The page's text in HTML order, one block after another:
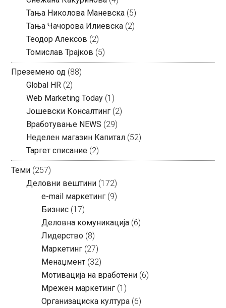
Тања Николова Маневска (5)
Тања Чачорова Илиевска (2)
Теодор Алексов (2)
Томислав Трајков (5)
Преземено од (88)
Global HR (2)
Web Marketing Today (1)
Јошевски Консалтинг (2)
Вработување NEWS (29)
Неделен магазин Капитал (52)
Таргет списание (2)
Теми (257)
Деловни вештини (172)
e-mail маркетинг (9)
Бизнис (17)
Деловна комуникација (6)
Лидерство (8)
Маркетинг (27)
Менаџмент (32)
Мотивација на вработени (6)
Мрежен маркетинг (1)
Организациска култура (6)